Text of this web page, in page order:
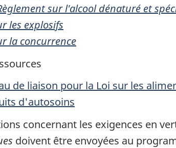
sur l'alcool dénaturé et
les explosifs
la concurrence
de liaison pour la Loi sur les
d'autosoins
concernant les exigences en
doivent être envoyées au